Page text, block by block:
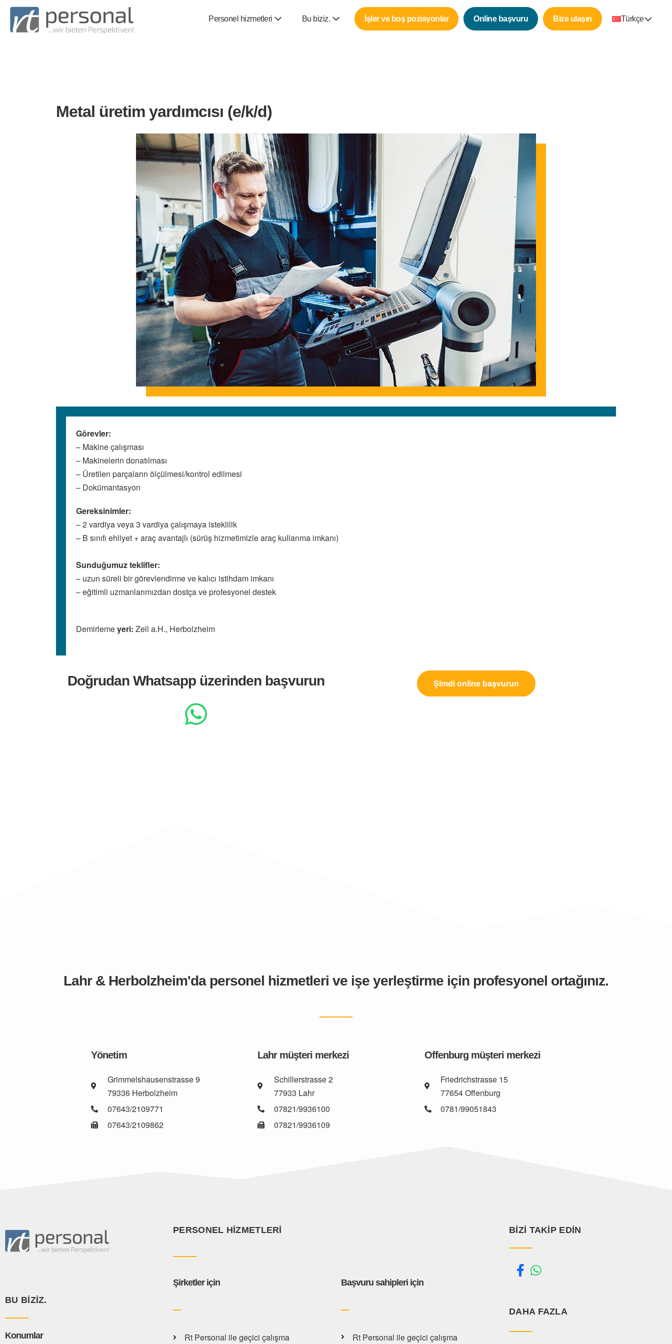
Personel hizmetleri Bu biziz. İşler ve boş pozisyonlar Online başvuru Bize ulaşın Türkçe
Metal üretim yardımcısı (e/k/d)
Görevler:
– Makine çalışması
– Makinelerin donatılması
– Üretilen parçaların ölçülmesi/kontrol edilmesi
– Dokümantasyon
Gereksinimler:
– 2 vardiya veya 3 vardiya çalışmaya isteklilik
– B sınıfı ehliyet + araç avantajlı (sürüş hizmetimizle araç kullanma imkanı)
Sunduğumuz teklifler:
– uzun süreli bir görevlendirme ve kalıcı istihdam imkanı
– eğitimli uzmanlarımızdan dostça ve profesyonel destek
Demirlemeyeri: Zell a.H., Herbolzheim
Doğrudan Whatsapp üzerinden başvurun Şimdi online başvurun
Lahr & Herbolzheim'da personel hizmetleri ve işe yerleştirme için profesyonel ortağınız.
Yönetim
Grimmelshausenstrasse 9
79336 Herbolzheim
07643/2109771
07643/2109862
Lahr müşteri merkezi
Schillerstrasse 2
77933 Lahr
07821/9936100
07821/9936109
Offenburg müşteri merkezi
Friedrichstrasse 15
77654 Offenburg
0781/99051843
BU BIZIZ.
Konumlar
PERSONEL HIZMETLERI
Şirketler için
Rt Personal ile geçici çalışma
Başvuru sahipleri için
Rt Personal ile geçici çalışma
BIZI TAKIP EDIN
DAHA FAZLA